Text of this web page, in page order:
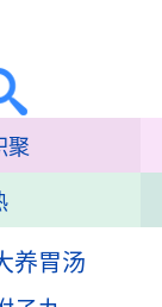
聚
养胃汤